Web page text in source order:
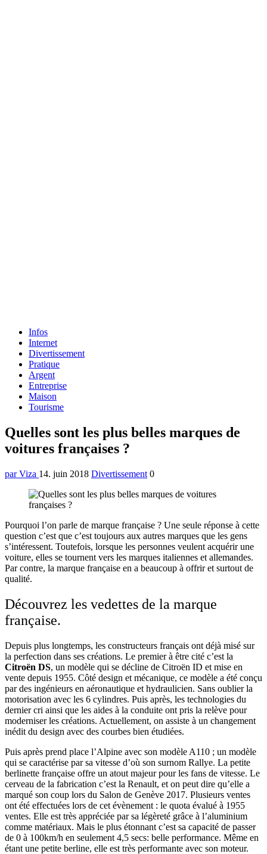
Formulaire
recherche
Infos
Internet
Divertissement
Pratique
Argent
Entreprise
Maison
Tourisme
Menu
Quelles sont les plus belles marques de
voitures françaises ?
par Viza 14. juin 2018 Divertissement 0
Pourquoi l’on parle de marque française ? Une seule réponse à cette
question c’est que c’est toujours aux autres marques que les gens
s’intéressent. Toutefois, lorsque les personnes veulent acquérir une
voiture, elles se tournent vers les marques italiennes et allemandes.
Par contre, la marque française en a beaucoup à offrir et surtout de
qualité.
Découvrez les vedettes de la marque
française.
Depuis plus longtemps, les constructeurs français ont déjà misé sur
la perfection dans ses créations. Le premier à être cité c’est la
Citroën DS, un modèle qui se décline de Citroën ID et mise en
vente depuis 1955. Côté design et mécanique, ce modèle a été conçu
par des ingénieurs en aéronautique et hydraulicien. Sans oublier la
motorisation avec les 6 cylindres. Puis après, les technologies du
dernier cri ainsi que les aides à la conduite ont pris la relève pour
moderniser les créations. Actuellement, on assiste à un changement
inédit du design avec des courbes bien étudiées.
Puis après prend place l’Alpine avec son modèle A110 ; un modèle
qui se caractérise par sa vitesse d’où son surnom Rallye. La petite
berlinette française offre un atout majeur pour les fans de vitesse. Le
cerveau de la fabrication c’est la Renault, et on peut dire qu’elle a
marqué son coup lors du Salon de Genève 2017. Plusieurs ventes
ont été effectuées lors de cet évènement : le quota évalué à 1955
ventes. Elle est très appréciée par sa légèreté grâce à l’aluminium
comme matériaux. Mais le plus étonnant c’est sa capacité de passer
de 0 à 100km/h en seulement 4,5 secs: belle performance. Même en
étant une petite berline, elle est très performante avec son moteur.